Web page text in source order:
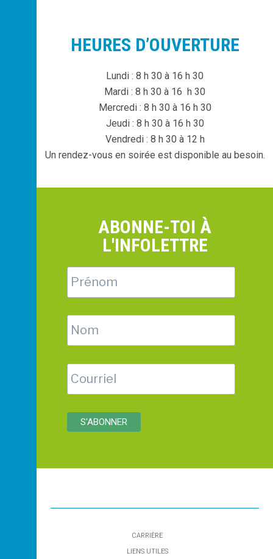
HEURES D’OUVERTURE
Lundi : 8 h 30 à 16 h 30
Mardi : 8 h 30 à 16 h 30
Mercredi : 8 h 30 à 16 h 30
Jeudi : 8 h 30 à 16 h 30
Vendredi : 8 h 30 à 12 h
Un rendez-vous en soirée est disponible au besoin.
ABONNE-TOI À
L'INFOLETTRE
CARRIÈRE
LIENS UTILES